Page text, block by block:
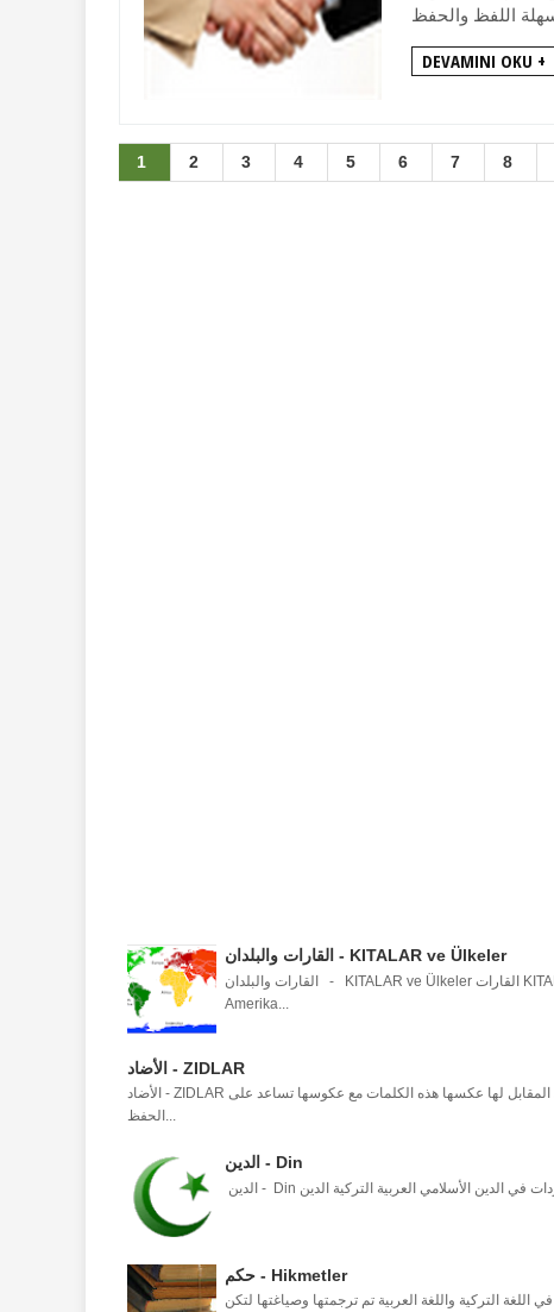
DEVAMINI OKU +
1 2 3 4 5 6 7 8
القارات والبلدان - KITALAR ve Ülkeler
القارات والبلدان - KITALAR ve Ülkeler القارات KITALAR أوروبا Avrupa أسيا Asya أفريقيا Afrika أمريكا الجنوبية Güney
Amerika...
الأضاد - ZIDLAR
الأضاد - ZIDLAR العكوس أو الأضداد في اللغة التركية واللغة العربية هي كل كلمة وفي المقابل لها عكسها هذه الكلمات مع عكوسها تساعد على
الدين - Din
حكم - Hikmetler
التركية واللغة العربية تم ترجمتها وصياغتها لتكن